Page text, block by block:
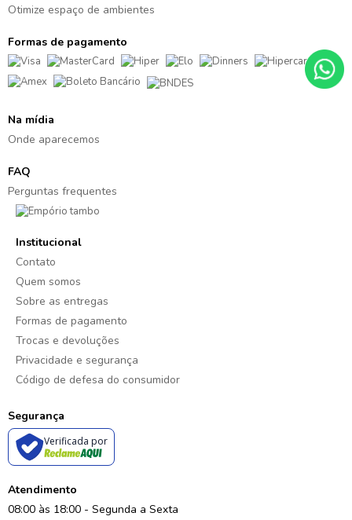
Otimize espaço de ambientes
Formas de pagamento
Na mídia
Onde aparecemos
FAQ
Perguntas frequentes
Institucional
Contato
Quem somos
Sobre as entregas
Formas de pagamento
Trocas e devoluções
Privacidade e segurança
Código de defesa do consumidor
Segurança
Verificada por
Atendimento
08:00 às 18:00 - Segunda a Sexta